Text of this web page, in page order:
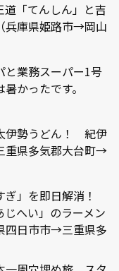
「てんしん」と吉
兵庫県姫路市→岡山
業務スーパー1号
かったです。
伊勢うどん！ 紀伊
重県多気郡大台町→
ぎ」を即日解消！
へい」のラーメン
四日市市→三重県多